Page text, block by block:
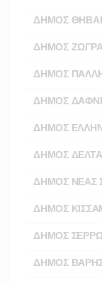
ΔΗΜΟΣ
ΔΗΜΟΣ
ΔΗΜΟΣ
ΔΗΜΟΣ
ΔΗΜΟΣ
ΔΗΜΟΣ ΔΕΛΤΑ
ΔΗΜΟΣ ΝΕΑΣ
ΔΗΜΟΣ
ΔΗΜΟΣ
ΔΗΜΟΣ